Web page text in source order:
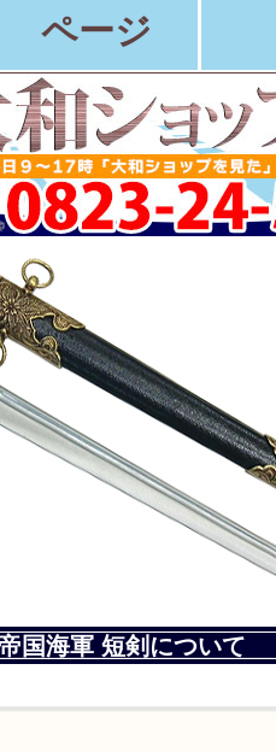
ページ
国海軍 短剣について